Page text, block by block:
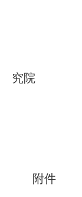
科
究院
附件